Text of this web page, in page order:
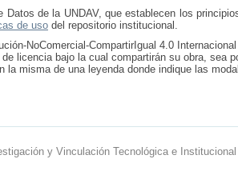
de la UNDAV, que establecen los
de uso del repositorio institucional.
NoComercial-CompartirIgual 4.0 Internacional
licencia bajo la cual compartirán su obra, sea
misma de una leyenda donde indique las
y Vinculación Tecnológica e